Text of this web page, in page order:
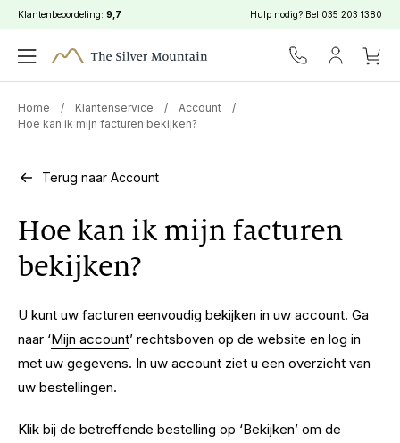
Klantenbeoordeling: 9,7 Hulp nodig? Bel 035 203 1380
Home / Klantenservice / Account
/
Hoe kan ik mijn facturen bekijken?
Terug naar Account
Hoe kan ik mijn facturen
bekijken?
U kunt uw facturen eenvoudig bekijken in uw account. Ga
naar ‘Mijn account’ rechtsboven op de website en log in
met uw gegevens. In uw account ziet u een overzicht van
uw bestellingen.
Klik bij de betreffende bestelling op ‘Bekijken’ om de